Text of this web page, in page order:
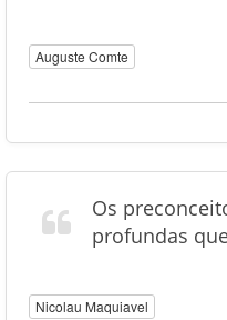
Auguste Comte
Os
profundas
Nicolau Maquiavel